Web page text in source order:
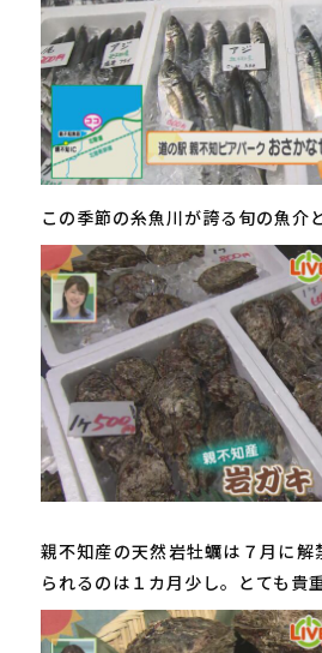
この季節の糸魚川が誇る旬の魚介
親不知産の天然岩牡蠣は７月に解
られるのは１カ月少し。とても貴